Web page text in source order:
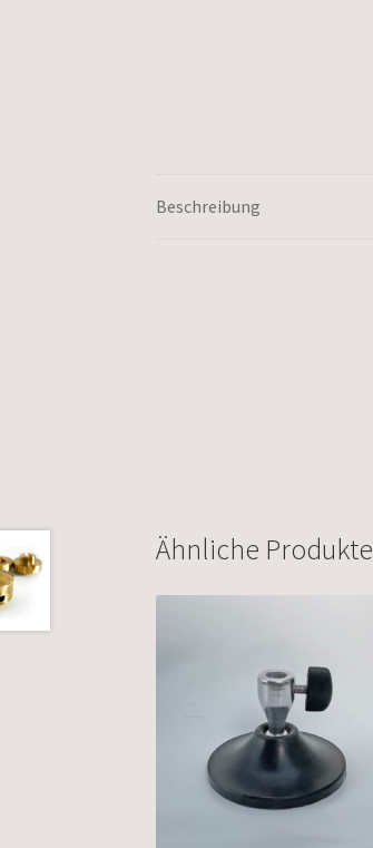
Beschreibung
Ähnliche Produkte